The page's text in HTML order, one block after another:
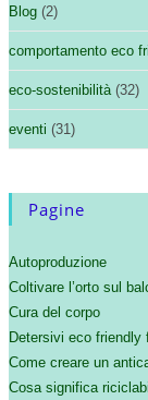
Blog (2)
comportamento eco
eco-sostenibilità (32)
eventi (31)
Pagine
Autoproduzione
Coltivare l’orto sul
Cura del corpo
Detersivi eco friendly
Come creare un
Cosa significa